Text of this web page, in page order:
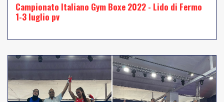
Campionato Italiano Gym Boxe 2022 - Lido di Fermo
1-3 luglio pv